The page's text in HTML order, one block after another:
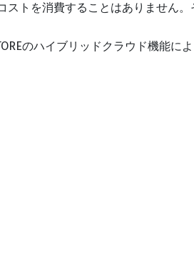
トを消費することはありません
のハイブリッドクラウド機能に